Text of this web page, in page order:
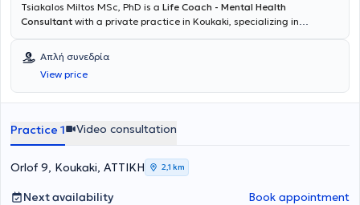
Tsiakalos Miltos MSc, PhD is a Life Coach - Mental Health
Consultant with a private practice in Koukaki, specializing in
the Open Popular University (ALP), delivering lectures in both in-
person and online sessions. He teaches in the MSc program
Coaching and Mentoring at Aegean College. He has completed the
three-year Mental Health Counseling program and is a member of
Personal and Executive Coaching" program, a recognized course by
the Association for Coaching and the EMCC.
Απλή συνεδρία
View price
Practice 1 Video consultation
Orlof 9, Koukaki, ΑΤΤΙΚΗ 2,1 km
Next availability Book appointment